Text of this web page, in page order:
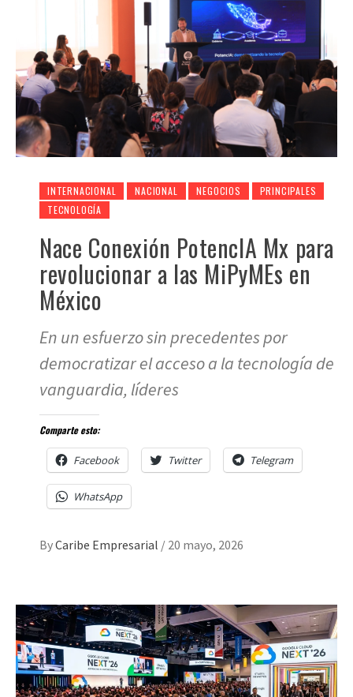
INTERNACIONAL NACIONAL NEGOCIOS
PRINCIPALES
TECNOLOGÍA
Nace Conexión PotencIA Mx para
revolucionar a las MiPyMEs en
México
En un esfuerzo sin precedentes por
democratizar el acceso a la tecnología de
vanguardia, líderes
Comparte esto:
Facebook Twitter Telegram
WhatsApp
ByCaribe Empresarial / 20 mayo, 2026